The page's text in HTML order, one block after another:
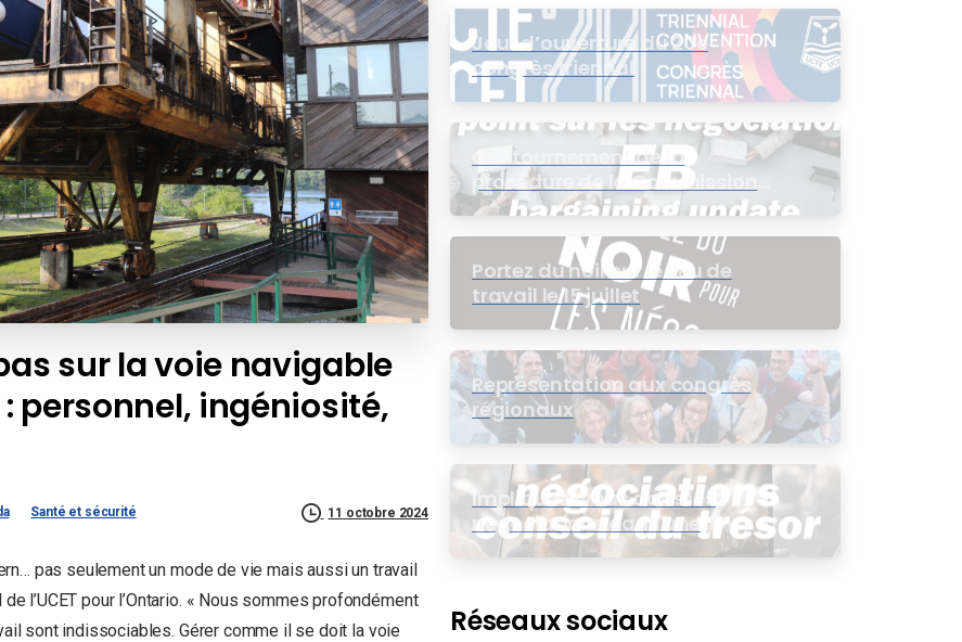
sur la voie navigable
personnel, ingéniosité,
Santé et sécurité 11 octobre 2024
pas seulement un mode de vie mais aussi un travail
l’UCET pour l’Ontario. « Nous sommes profondément
sont indissociables. Gérer comme il se doit la voie
Jour d’ouverture du 20e
congrès triennal
Contournement de la
procédure de la Commission
de l’intérêt public (CIP) pour le
groupe EB
Portez du noir sur le lieu de
travail le 15 juillet
Représentation aux congrès
régionaux
Impliquez-vous dans les
négociations dans une
assemblée virtuelle
Réseaux sociaux